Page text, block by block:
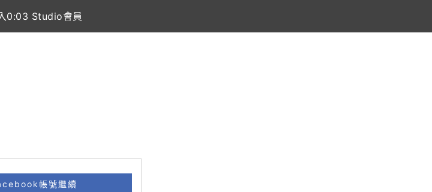
0:03 Studio會員
帳號繼續